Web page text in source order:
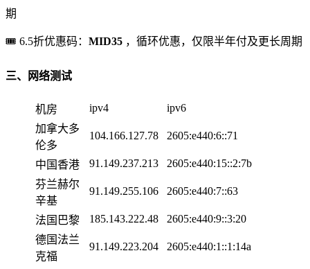
期
🎟 6.5折优惠码： MID35 ，循环优惠，仅限半年付及更长周期
三、网络测试
机房 ipv4
ipv6
加拿大多
伦多
104.166.127.78 2605:e440:6::71
中国香港 91.149.237.213
2605:e440:15::2:7b
芬兰赫尔
辛基
91.149.255.106 2605:e440:7::63
法国巴黎 185.143.222.48
2605:e440:9::3:20
德国法兰
克福
91.149.223.204 2605:e440:1::1:14a